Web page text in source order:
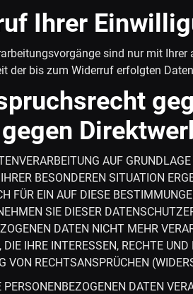
Ihrer
sind nur mit
der bis zum Widerruf erfolgten
AUF
BESONDEREN SITUATION
FÜR EIN AUF DIESE
SIE DIESER
DATEN NICHT MEHR
DIE IHRE INTERESSEN, RECHTE
VON RECHTSANSPRÜCHEN
PERSONENBEZOGENEN DATEN